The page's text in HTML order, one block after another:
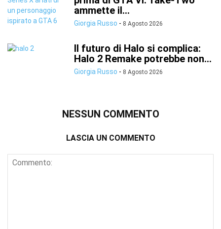
ammette il...
Giorgia Russo - 8 Agosto 2026
Il futuro di Halo si complica:
Halo 2 Remake potrebbe non...
Giorgia Russo - 8 Agosto 2026
NESSUN COMMENTO
LASCIA UN COMMENTO